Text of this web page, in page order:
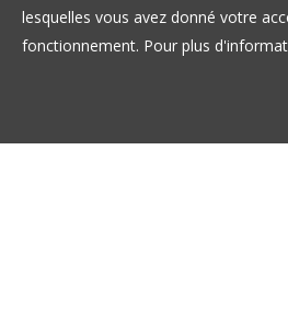
lesquelles vous avez donné votre
fonctionnement. Pour plus